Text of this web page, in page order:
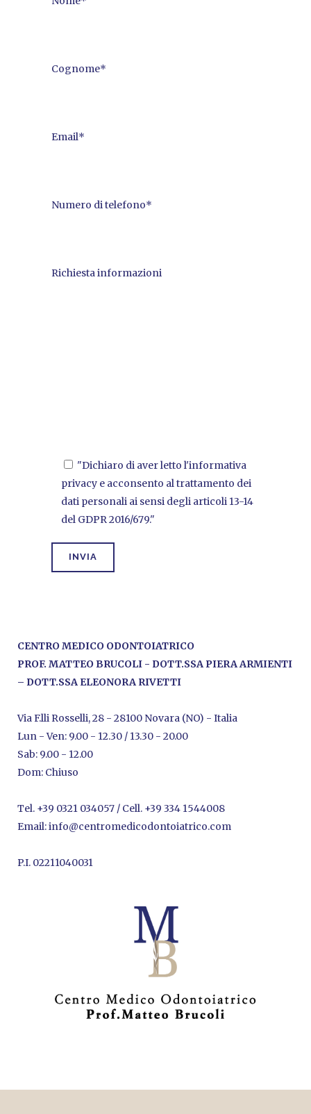
Cognome*
Email*
Numero di telefono*
Richiesta informazioni
"Dichiaro di aver letto l'informativa
privacy e acconsento al trattamento dei
dati personali ai sensi degli articoli 13-14
del GDPR 2016/679."
CENTRO MEDICO ODONTOIATRICO
PROF. MATTEO BRUCOLI - DOTT.SSA PIERA ARMIENTI
– DOTT.SSA ELEONORA RIVETTI
Via F.lli Rosselli, 28 - 28100 Novara (NO) - Italia
Lun - Ven: 9.00 - 12.30 / 13.30 - 20.00
Sab: 9.00 - 12.00
Dom: Chiuso
Tel. +39 0321 034057 / Cell. +39 334 1544008
Email:info@centromedicodontoiatrico.com
P.I. 02211040031